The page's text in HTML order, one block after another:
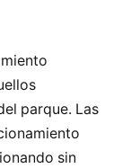
parque. Las
sin